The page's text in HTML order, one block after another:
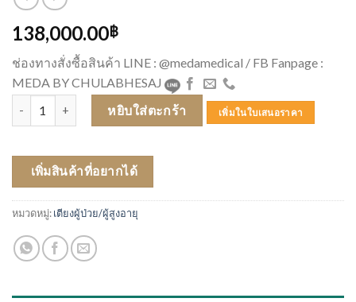
138,000.00฿
ช่องทางสั่งซื้อสินค้า LINE : @medamedical / FB Fanpage :
MEDA BY CHULABHESAJ
จำนวน PARAMOUNT BED เตียงนอนไฟฟ้า รุ่น INTIME 1000 WIDE
หยิบใส่ตะกร้า เพิ่มในใบเสนอราคา
เพิ่มสินค้าที่อยากได้
หมวดหมู่:เตียงผู้ป่วย/ผู้สูงอายุ